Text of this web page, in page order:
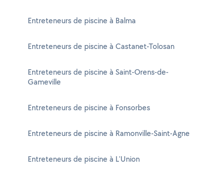
Entreteneurs de piscine à Balma
Entreteneurs de piscine à Castanet-Tolosan
Entreteneurs de piscine à Saint-Orens-de-
Gameville
Entreteneurs de piscine à Fonsorbes
Entreteneurs de piscine à Ramonville-Saint-Agne
Entreteneurs de piscine à L'Union